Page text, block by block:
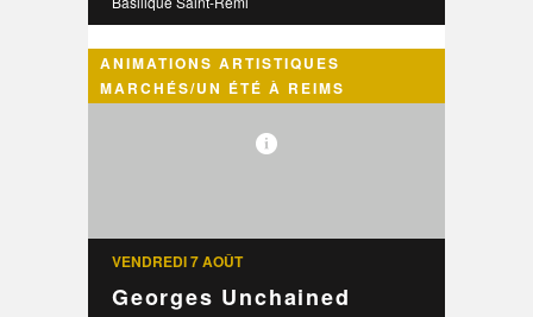
ANIMATIONS ARTISTIQUES
MARCHÉS/UN ÉTÉ À REIMS
VENDREDI 7 AOÛT
Georges Unchained